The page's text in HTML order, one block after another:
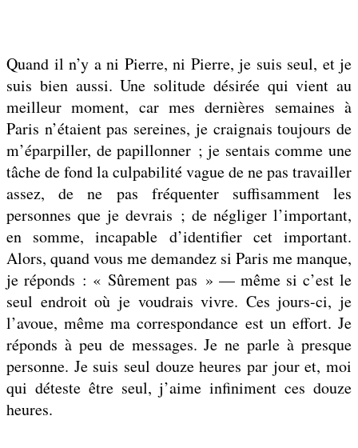
Quand il n’y a ni Pierre, ni Pierre, je suis seul, et je
suis bien aussi. Une solitude désirée qui vient au
meilleur moment, car mes dernières semaines à
Paris n’étaient pas sereines, je craignais toujours de
m’éparpiller, de papillonner ; je sentais comme une
tâche de fond la culpabilité vague de ne pas travailler
assez, de ne pas fréquenter suffisamment les
personnes que je devrais ; de négliger l’important,
en somme, incapable d’identifier cet important.
Alors, quand vous me demandez si Paris me manque,
je réponds : « Sûrement pas » — même si c’est le
seul endroit où je voudrais vivre. Ces jours-ci, je
l’avoue, même ma correspondance est un effort. Je
réponds à peu de messages. Je ne parle à presque
personne. Je suis seul douze heures par jour et, moi
qui déteste être seul, j’aime infiniment ces douze
heures.